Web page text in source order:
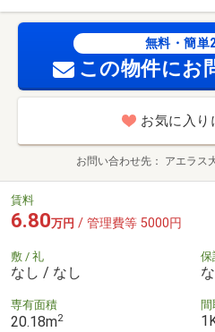
無料・簡単
この物件にお
お気に入り
お問い合わせ先 アエラス
賃料
6.80万円 / 管理費等 5000円
敷 / 礼
なし / なし
保
専有面積
20.18m2
間